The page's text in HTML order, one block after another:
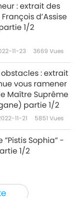
: extrait des
d’Assise
1/2
11-23 3669 Vues
: extrait
vous ramener
Maître Suprême
partie 1/2
11-21 5851 Vues
Sophia” -
1/2
11-18